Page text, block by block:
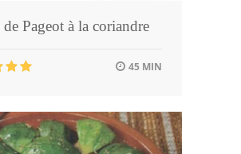
Pageot à la coriandre
45 MIN